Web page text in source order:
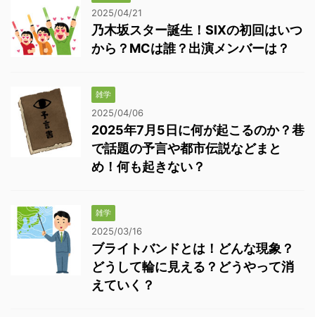
2025/04/21
乃木坂スター誕生！SIXの初回はいつ
から？MCは誰？出演メンバーは？
雑学
2025/04/06
2025年7月5日に何が起こるのか？巷
で話題の予言や都市伝説などまと
め！何も起きない？
雑学
2025/03/16
ブライトバンドとは！どんな現象？
どうして輪に見える？どうやって消
えていく？